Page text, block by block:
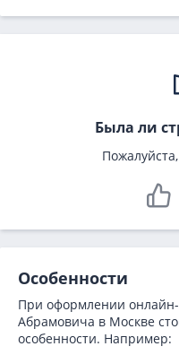
Была ли
Особенности
При оформлении
Абрамовича в Москве
особенности. Например: